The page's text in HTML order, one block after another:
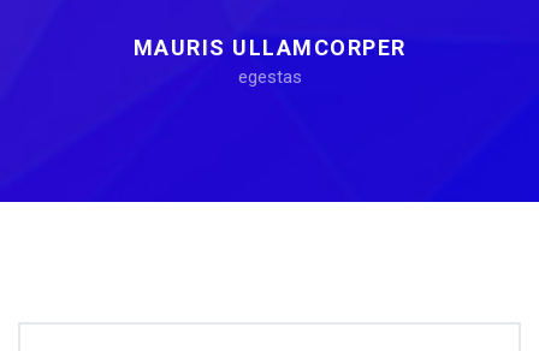
MAURIS ULLAMCORPER
egestas